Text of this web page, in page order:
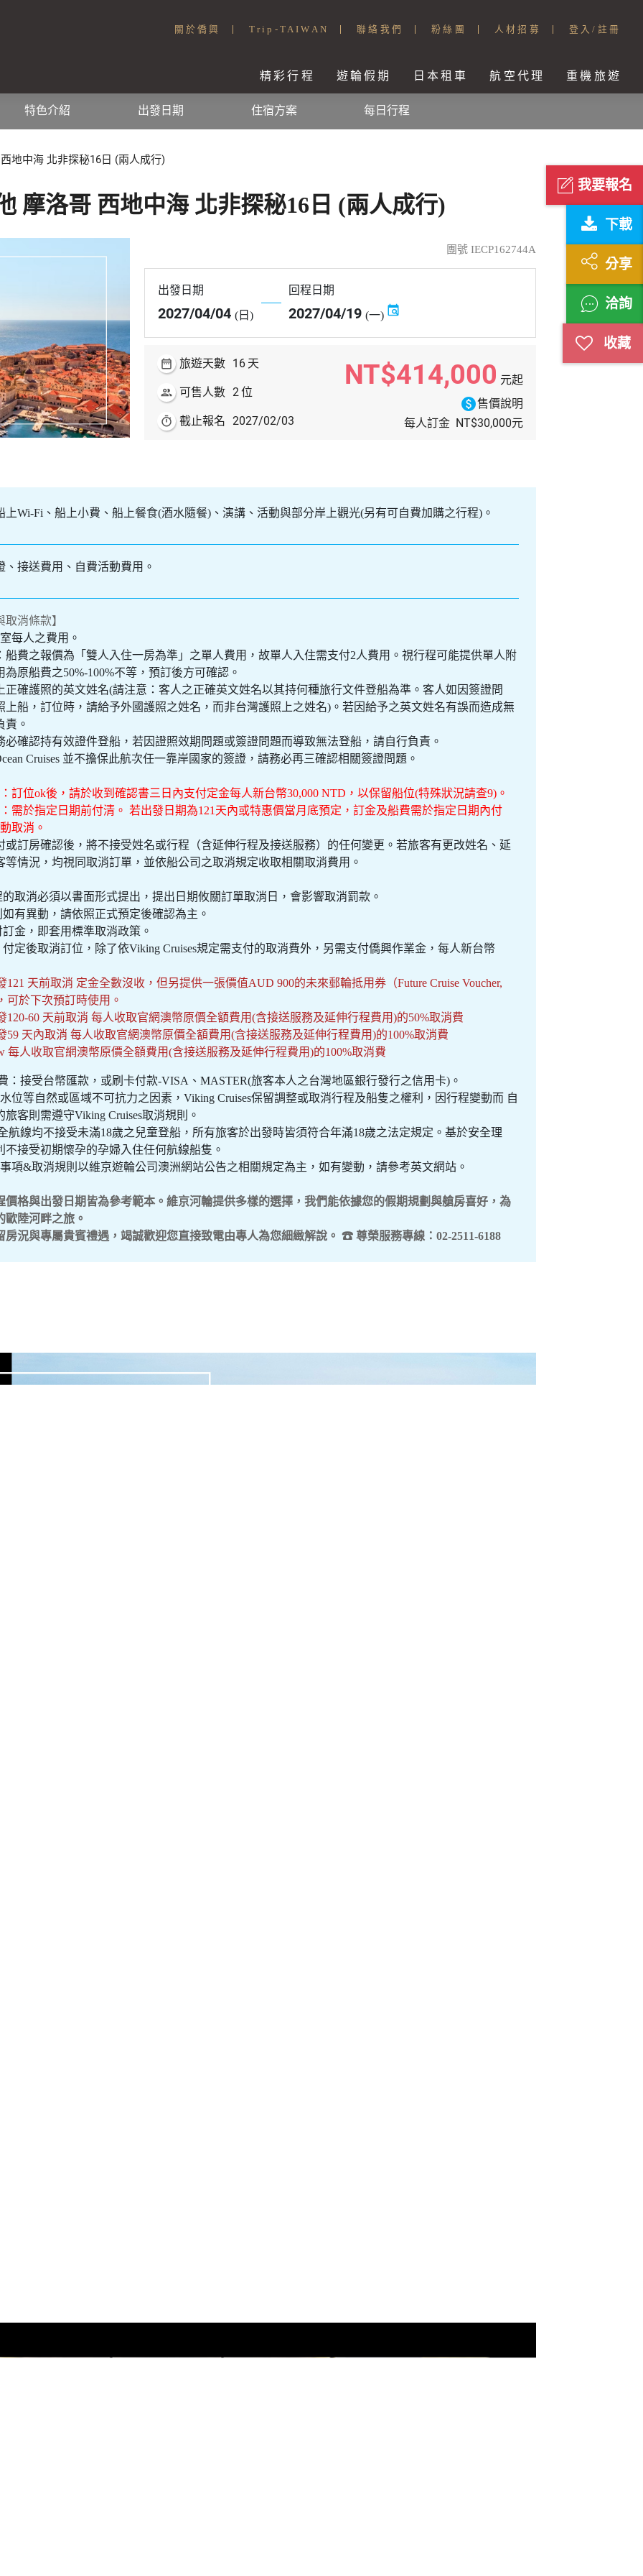
關於僑興 Trip-TAIWAN 聯絡我們 粉絲團 人材招募 登入/註冊
精彩行程 遊輪假期 日本租車 航空代理 重機旅遊
我要報名
下載
分享
洽詢
特色介紹 出發日期 住宿方案 每日行程
地中海 北非探秘16日 (兩人成行)
摩洛哥 西地中海 北非探秘16日 (兩人成行)
團號 IECP162744A
出發日期
2027/04/04 (日)
回程日期
2027/04/19 (一)
date_range 旅遊天數 16 天
people 可售人數 2 位
timer 截止報名 2027/02/03
NT$414,000 元起
paid售價說明
每人訂金 NT$30,000元
上Wi-Fi、船上小費、船上餐食(酒水隨餐)、演講、活動與部分岸上觀光(另有可自費加購之行程)。
、接送費用、自費活動費用。
消條款】
每人之費用。
船費之報價為「雙人入住一房為準」之單人費用，故單人入住需支付2人費用。視行程可能提供單人附
原船費之50%-100%不等，預訂後方可確認。
正確護照的英文姓名(請注意：客人之正確英文姓名以其持何種旅行文件登船為準。客人如因簽證問
上船，訂位時，請給予外國護照之姓名，而非台灣護照上之姓名)。若因給予之英文姓名有誤而造成無
責。
必確認持有效證件登船，若因證照效期問題或簽證問題而導致無法登船，請自行負責。
Cruises 並不擔保此航次任一靠岸國家的簽證，請務必再三確認相關簽證問題。
訂位ok後，請於收到確認書三日內支付定金每人新台幣30,000 NTD，以保留船位(特殊狀況請查9)。
需於指定日期前付清。 若出發日期為121天內或特惠價當月底預定，訂金及船費需於指定日期內付
取消。
或訂房確認後，將不接受姓名或行程（含延伸行程及接送服務）的任何變更。若旅客有更改姓名、延
等情況，均視同取消訂單，並依船公司之取消規定收取相關取消費用。
取消必須以書面形式提出，提出日期攸關訂單取消日，會影響取消罰款。
有異動，請依照正式預定後確認為主。
金，即套用標準取消政策。
定後取消訂位，除了依Viking Cruises規定需支付的取消費外，另需支付僑興作業金，每人新台幣
121 天前取消 定金全數沒收，但另提供一張價值AUD 900的未來郵輪抵用券（Future Cruise Voucher,
可於下次預訂時使用。
120-60 天前取消 每人收取官網澳幣原價全額費用(含接送服務及延伸行程費用)的50%取消費
59 天內取消 每人收取官網澳幣原價全額費用(含接送服務及延伸行程費用)的100%取消費
每人收取官網澳幣原價全額費用(含接送服務及延伸行程費用)的100%取消費
：接受台幣匯款，或刷卡付款-VISA、MASTER(旅客本人之台灣地區銀行發行之信用卡)。
位等自然或區域不可抗力之因素，Viking Cruises保留調整或取消行程及船隻之權利，因行程變動而 自
客則需遵守Viking Cruises取消規則。
航線均不接受未滿18歲之兒童登船，所有旅客於出發時皆須符合年滿18歲之法定規定。基於安全理
不接受初期懷孕的孕婦入住任何航線船隻。
項&取消規則以維京遊輪公司澳洲網站公告之相關規定為主，如有變動，請參考英文網站。
價格與出發日期皆為參考範本。維京河輪提供多樣的選擇，我們能依據您的假期規劃與艙房喜好，為
歐陸河畔之旅。
房況與專屬貴賓禮遇，竭誠歡迎您直接致電由專人為您細緻解說。 ☎ 尊榮服務專線：02-2511-6188